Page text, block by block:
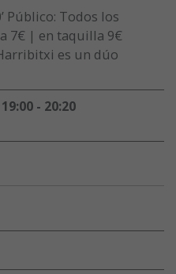
Público: Todos los
7€ | en taquilla 9€
es un dúo
19:00 - 20:20